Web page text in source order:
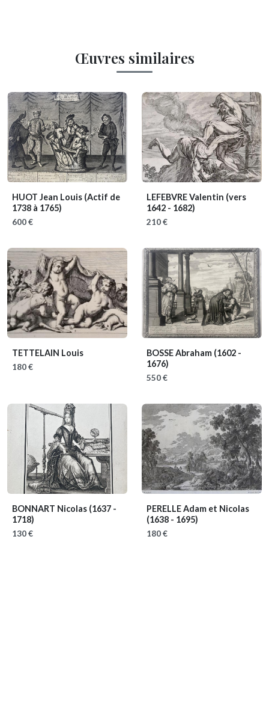
Œuvres similaires
HUOT Jean Louis (Actif de
1738 à 1765)
600 €
LEFEBVRE Valentin (vers
1642 - 1682)
210 €
TETTELAIN Louis
180 €
BOSSE Abraham (1602 -
1676)
550 €
BONNART Nicolas (1637 -
1718)
130 €
PERELLE Adam et Nicolas
(1638 - 1695)
180 €